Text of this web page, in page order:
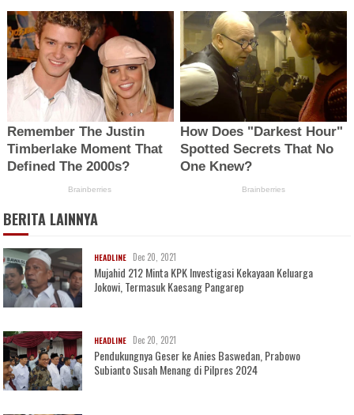
BERITA LAINNYA
HEADLINE Dec 20, 2021
Mujahid 212 Minta KPK Investigasi Kekayaan Keluarga
Jokowi, Termasuk Kaesang Pangarep
HEADLINE Dec 20, 2021
Pendukungnya Geser ke Anies Baswedan, Prabowo
Subianto Susah Menang di Pilpres 2024